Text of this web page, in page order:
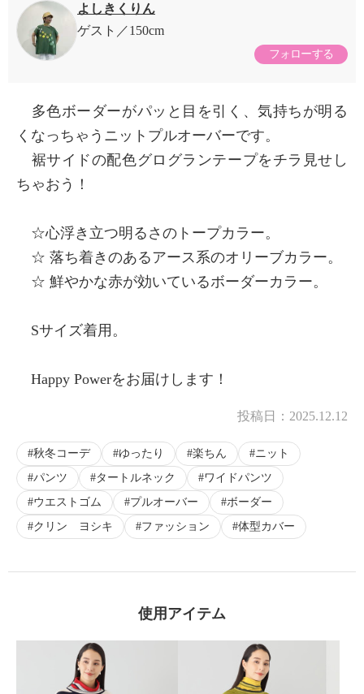
×
よしきくりん
ゲスト
150cm
フォローする
多色ボーダーがパッと目を引く、気持ちが明る
くなっちゃうニットプルオーバーです。
裾サイドの配色グログランテープをチラ見せし
ちゃおう！
☆心浮き立つ明るさのトープカラー。
☆ 落ち着きのあるアース系のオリーブカラー。
☆ 鮮やかな赤が効いているボーダーカラー。
Sサイズ着用。
Happy Powerをお届けします！
投稿日： 2025.12.12
秋冬コーデ ゆったり 楽ちん
ニット
パンツ
タートルネック
ワイドパンツ
ウエストゴム
プルオーバー
ボーダー
クリン ヨシキ
ファッション 体型カバー
使用アイテム